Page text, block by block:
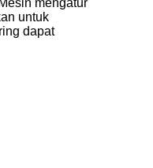
mengatur
untuk
dapat